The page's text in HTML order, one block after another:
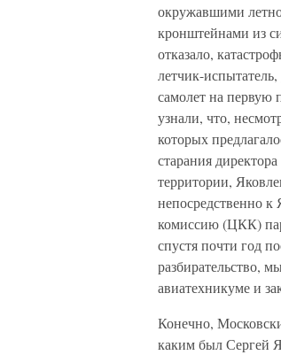
окружавшими
кронштейнами из
отказало,
летчик-
самолет на первую
узнали, что,
которых
старания
территории,
непосредственно
комиссию (ЦКК)
спустя почти год
разбирательство,
авиатехникуме и
Конечно,
каким был Сергей